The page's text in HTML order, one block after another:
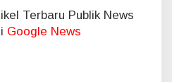
Terbaru Publik News
Google News